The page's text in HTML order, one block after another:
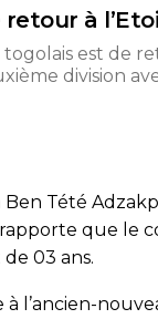
à
est de
division
Tété
que le
03 ans.
l’ancien-